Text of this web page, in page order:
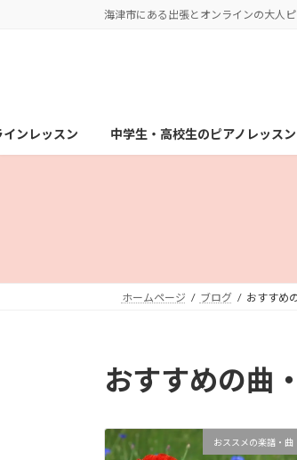
ス
キ
ン
に
海津市にある出張とオンラインの大人
ンレッスン 中学生・高校生のピアノレッスン
ホームページ ブログ おすすめ
おすすめの曲
おススメの楽譜・曲